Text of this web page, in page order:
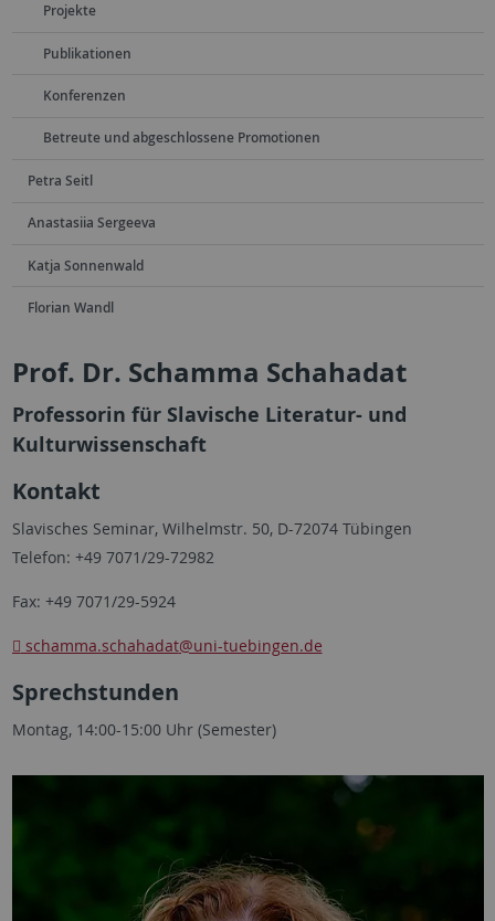
Projekte
Publikationen
Konferenzen
Betreute und abgeschlossene Promotionen
Petra Seitl
Anastasiia Sergeeva
Katja Sonnenwald
Florian Wandl
Prof. Dr. Schamma Schahadat
Professorin für Slavische Literatur- und
Kulturwissenschaft
Kontakt
Slavisches Seminar, Wilhelmstr. 50, D-72074 Tübingen
Telefon: +49 7071/29-72982
Fax: +49 7071/29-5924
schamma.schahadat@uni-tuebingen.de
Sprechstunden
Montag, 14:00-15:00 Uhr (Semester)